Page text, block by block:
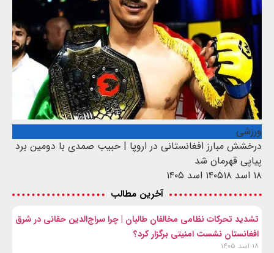
ورزشی
درخشش مبارز افغانستانی در اروپا | حبیب صمدی با دومین برد
پیاپی قهرمان شد
۱۸ اسد ۱۴۰۵
۱۸ اسد ۱۴۰۵
آخرین مطالب
تشدید تحرکات نظامی مخالفان طالبان | چرا سراج‌الدین حقانی در شرق
افغانستان نشست امنیتی برگزار کرد؟
۱۸ اسد ۱۴۰۵